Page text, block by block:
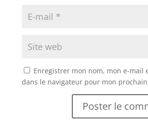
Enregistrer mon nom, mon e-mail
dans le navigateur pour mon